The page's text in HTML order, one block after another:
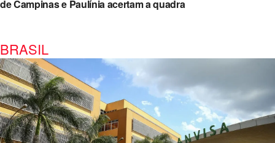
de Campinas e Paulínia acertam a quadra
BRASIL